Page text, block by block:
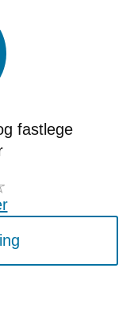
fastlege